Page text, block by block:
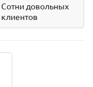
Сотни довольных
клиентов